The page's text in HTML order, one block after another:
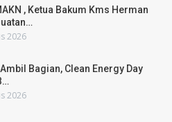
, Ketua Bakum Kms Herman
2026
Bagian, Clean Energy Day
2026